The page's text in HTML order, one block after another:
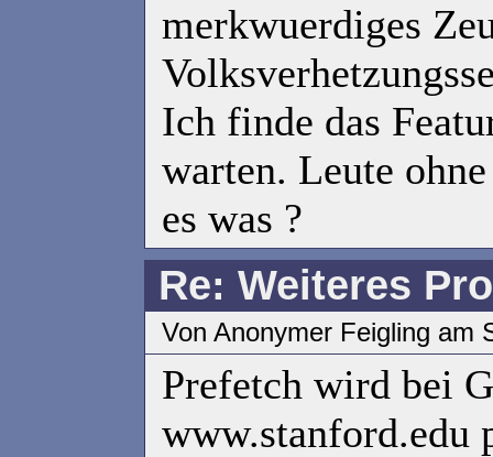
merkwuerdiges
Ich finde das
warten. Leute
es was ?
Re: Weiteres
Von Anonymer Feigling am
Prefetch wird bei
www.stanford.edu